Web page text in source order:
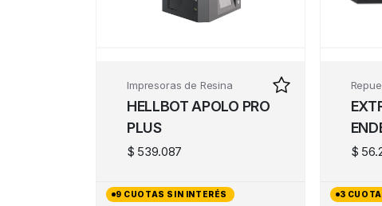
Impresoras de Resina
HELLBOT APOLO PRO
PLUS
$ 539.087
9 CUOTAS SIN INTERÉS
S1
$
3